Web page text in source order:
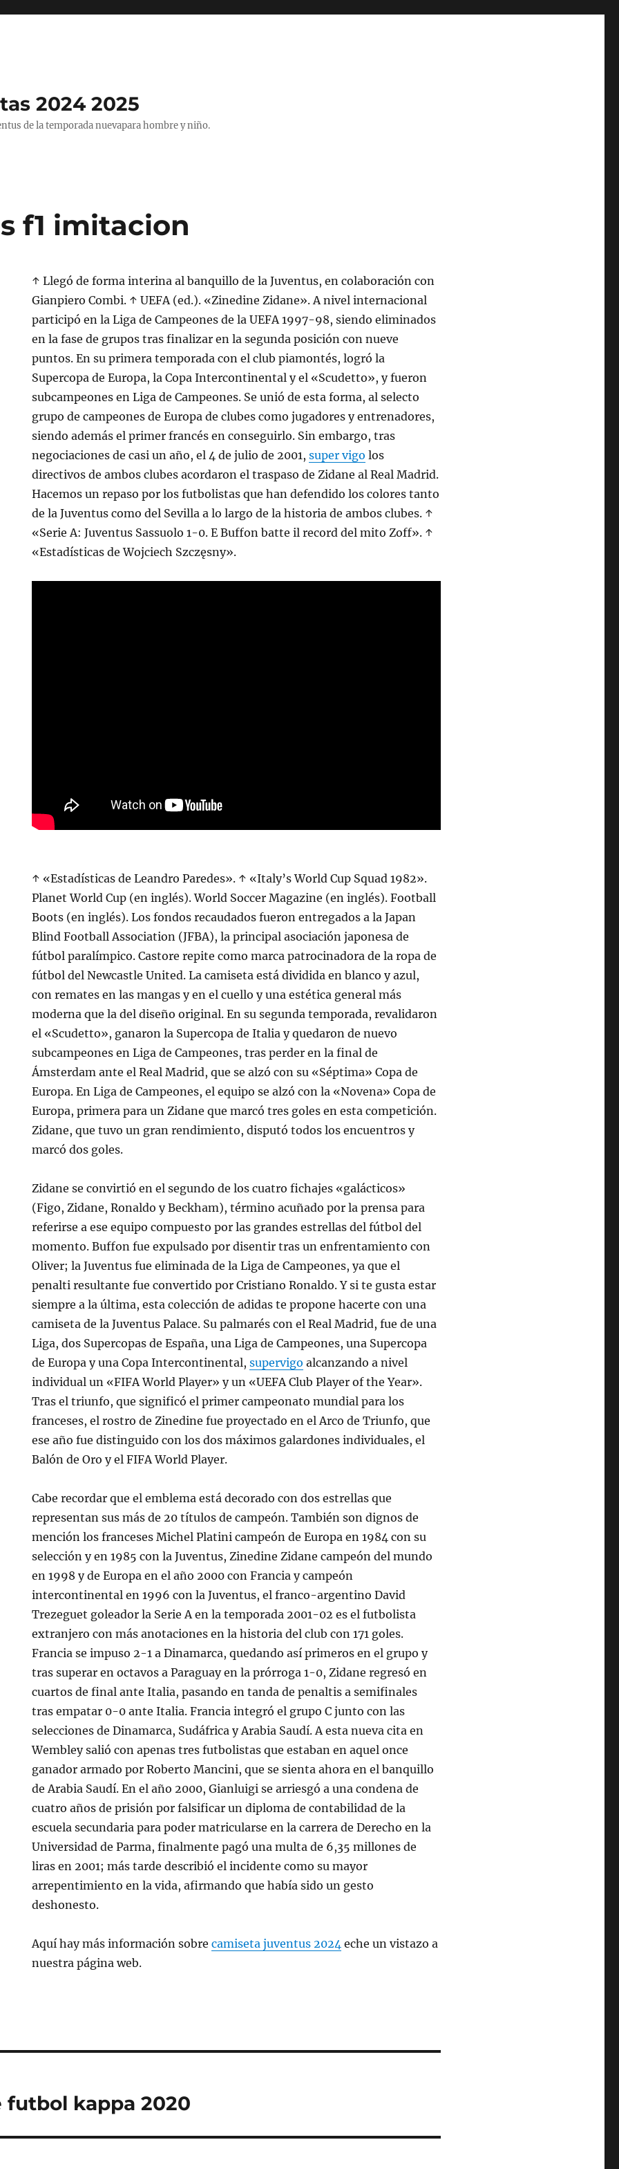
2024 2025
de la temporada nuevapara hombre y niño.
f1 imitacion
↑ Llegó de forma interina al banquillo de la Juventus, en colaboración con
Gianpiero Combi. ↑ UEFA (ed.). «Zinedine Zidane». A nivel internacional
participó en la Liga de Campeones de la UEFA 1997-98, siendo eliminados
en la fase de grupos tras finalizar en la segunda posición con nueve
puntos. En su primera temporada con el club piamontés, logró la
Supercopa de Europa, la Copa Intercontinental y el «Scudetto», y fueron
subcampeones en Liga de Campeones. Se unió de esta forma, al selecto
grupo de campeones de Europa de clubes como jugadores y entrenadores,
siendo además el primer francés en conseguirlo. Sin embargo, tras
negociaciones de casi un año, el 4 de julio de 2001,super vigo los
directivos de ambos clubes acordaron el traspaso de Zidane al Real Madrid.
Hacemos un repaso por los futbolistas que han defendido los colores tanto
de la Juventus como del Sevilla a lo largo de la historia de ambos clubes. ↑
«Serie A: Juventus Sassuolo 1-0. E Buffon batte il record del mito Zoff». ↑
«Estadísticas de Wojciech Szczęsny».
↑ «Estadísticas de Leandro Paredes». ↑ «Italy’s World Cup Squad 1982».
Planet World Cup (en inglés). World Soccer Magazine (en inglés). Football
Boots (en inglés). Los fondos recaudados fueron entregados a la Japan
Blind Football Association (JFBA), la principal asociación japonesa de
fútbol paralímpico. Castore repite como marca patrocinadora de la ropa de
fútbol del Newcastle United. La camiseta está dividida en blanco y azul,
con remates en las mangas y en el cuello y una estética general más
moderna que la del diseño original. En su segunda temporada, revalidaron
el «Scudetto», ganaron la Supercopa de Italia y quedaron de nuevo
subcampeones en Liga de Campeones, tras perder en la final de
Ámsterdam ante el Real Madrid, que se alzó con su «Séptima» Copa de
Europa. En Liga de Campeones, el equipo se alzó con la «Novena» Copa de
Europa, primera para un Zidane que marcó tres goles en esta competición.
Zidane, que tuvo un gran rendimiento, disputó todos los encuentros y
marcó dos goles.
Zidane se convirtió en el segundo de los cuatro fichajes «galácticos»
(Figo, Zidane, Ronaldo y Beckham), término acuñado por la prensa para
referirse a ese equipo compuesto por las grandes estrellas del fútbol del
momento. Buffon fue expulsado por disentir tras un enfrentamiento con
Oliver; la Juventus fue eliminada de la Liga de Campeones, ya que el
penalti resultante fue convertido por Cristiano Ronaldo. Y si te gusta estar
siempre a la última, esta colección de adidas te propone hacerte con una
camiseta de la Juventus Palace. Su palmarés con el Real Madrid, fue de una
Liga, dos Supercopas de España, una Liga de Campeones, una Supercopa
de Europa y una Copa Intercontinental,supervigo alcanzando a nivel
individual un «FIFA World Player» y un «UEFA Club Player of the Year».
Tras el triunfo, que significó el primer campeonato mundial para los
franceses, el rostro de Zinedine fue proyectado en el Arco de Triunfo, que
ese año fue distinguido con los dos máximos galardones individuales, el
Balón de Oro y el FIFA World Player.
Cabe recordar que el emblema está decorado con dos estrellas que
representan sus más de 20 títulos de campeón. También son dignos de
mención los franceses Michel Platini campeón de Europa en 1984 con su
selección y en 1985 con la Juventus, Zinedine Zidane campeón del mundo
en 1998 y de Europa en el año 2000 con Francia y campeón
intercontinental en 1996 con la Juventus, el franco-argentino David
Trezeguet goleador la Serie A en la temporada 2001-02 es el futbolista
extranjero con más anotaciones en la historia del club con 171 goles.
Francia se impuso 2-1 a Dinamarca, quedando así primeros en el grupo y
tras superar en octavos a Paraguay en la prórroga 1-0, Zidane regresó en
cuartos de final ante Italia, pasando en tanda de penaltis a semifinales
tras empatar 0-0 ante Italia. Francia integró el grupo C junto con las
selecciones de Dinamarca, Sudáfrica y Arabia Saudí. A esta nueva cita en
Wembley salió con apenas tres futbolistas que estaban en aquel once
ganador armado por Roberto Mancini, que se sienta ahora en el banquillo
de Arabia Saudí. En el año 2000, Gianluigi se arriesgó a una condena de
cuatro años de prisión por falsificar un diploma de contabilidad de la
escuela secundaria para poder matricularse en la carrera de Derecho en la
Universidad de Parma, finalmente pagó una multa de 6,35 millones de
liras en 2001; más tarde describió el incidente como su mayor
arrepentimiento en la vida, afirmando que había sido un gesto
deshonesto.
Aquí hay más información sobrecamiseta juventus 2024 eche un vistazo a
nuestra página web.
futbol kappa 2020